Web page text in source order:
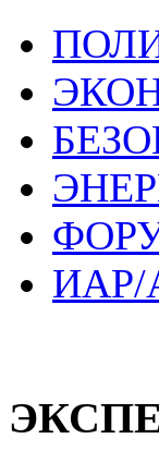
ИАР/